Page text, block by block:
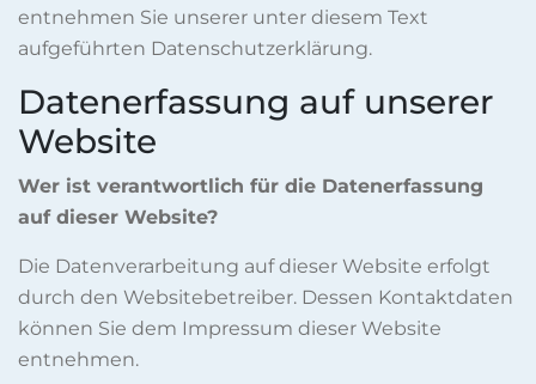
entnehmen Sie unserer unter diesem Text
aufgeführten Datenschutzerklärung.
Datenerfassung auf unserer
Website
Wer ist verantwortlich für die Datenerfassung
auf dieser Website?
Die Datenverarbeitung auf dieser Website erfolgt
durch den Websitebetreiber. Dessen Kontaktdaten
können Sie dem Impressum dieser Website
entnehmen.